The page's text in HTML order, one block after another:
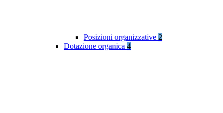
Posizioni organizzative 2
Dotazione organica 4